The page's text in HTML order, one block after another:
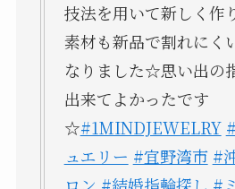
技法を用いて新しく
素材も新品で割れにく
なりました☆思い出の
出来てよかったです
☆#1MINDJEWELRY
ュエリー #宜野湾市 #